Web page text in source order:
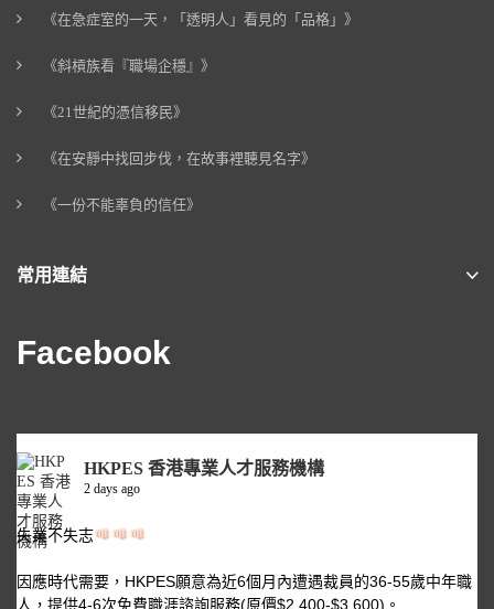
《在急症室的一天，「透明人」看見的「品格」》
《斜槓族看『職場企穩』》
《21世紀的憑信移民》
《在安靜中找回步伐，在故事裡聽見名字》
《一份不能辜負的信任》
常用連結
Facebook
HKPES 香港專業人才服務機構
2 days ago
失業不失志
因應時代需要，HKPES願意為近6個月內遭遇裁員的36-55歲中年職
人，提供4-6次免費職涯諮詢服務(原價$2,400-$3,600)。